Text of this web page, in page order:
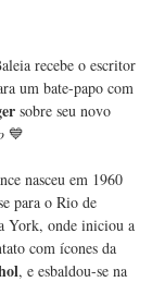
recebe o escritor
um bate-papo com
sobre seu novo
💙
nasceu em 1960
para o Rio de
York, onde iniciou a
com ícones da
, e esbaldou-se na